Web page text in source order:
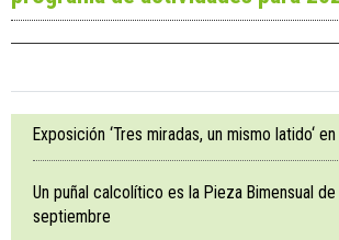
Exposición ‘Tres miradas, un mismo latido‘
Un puñal calcolítico es la Pieza Bimensual
septiembre